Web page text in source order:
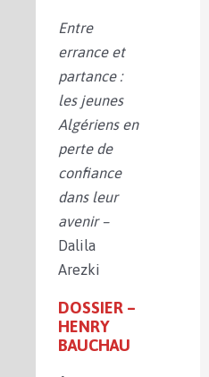
Entre
errance et
partance :
les jeunes
Algériens en
perte de
confiance
dans leur
avenir –
Dalila
Arezki
DOSSIER –
HENRY
BAUCHAU